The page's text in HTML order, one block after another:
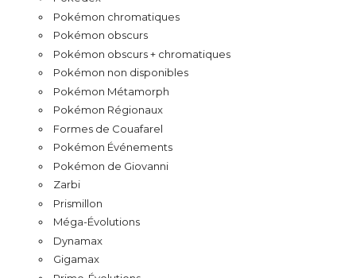
Pokémon chromatiques
Pokémon obscurs
Pokémon obscurs + chromatiques
Pokémon non disponibles
Pokémon Métamorph
Pokémon Régionaux
Formes de Couafarel
Pokémon Événements
Pokémon de Giovanni
Zarbi
Prismillon
Méga-Évolutions
Dynamax
Gigamax